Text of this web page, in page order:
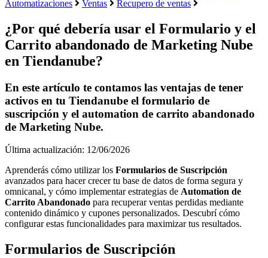
Automatizaciones
Ventas Recupero de ventas
¿Por qué debería usar el Formulario y el
Carrito abandonado de Marketing Nube
en Tiendanube?
En este artículo te contamos las ventajas de tener
activos en tu Tiendanube el formulario de
suscripción y el automation de carrito abandonado
de Marketing Nube.
Última actualización: 12/06/2026
Aprenderás cómo utilizar los Formularios de Suscripción
avanzados para hacer crecer tu base de datos de forma segura y
omnicanal, y cómo implementar estrategias de Automation de
Carrito Abandonado para recuperar ventas perdidas mediante
contenido dinámico y cupones personalizados. Descubrí cómo
configurar estas funcionalidades para maximizar tus resultados.
Formularios de Suscripción